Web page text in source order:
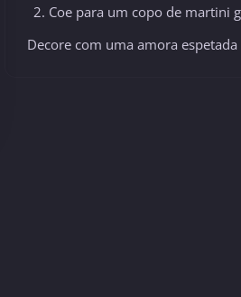
Coe para um copo de martini
Decore com uma amora espetada